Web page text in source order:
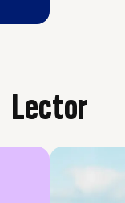
Lector